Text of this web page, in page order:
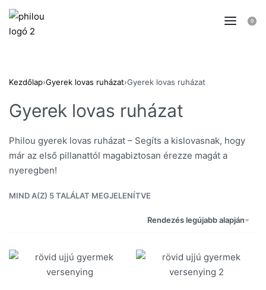
0
Kezdőlap›Gyerek lovas ruházat›Gyerek lovas ruházat
Gyerek lovas ruházat
Philou gyerek lovas ruházat – Segíts a kislovasnak, hogy
már az első pillanattól magabiztosan érezze magát a
nyeregben!
MIND A(Z) 5 TALÁLAT MEGJELENÍTVE
Rendezés legújabb alapján